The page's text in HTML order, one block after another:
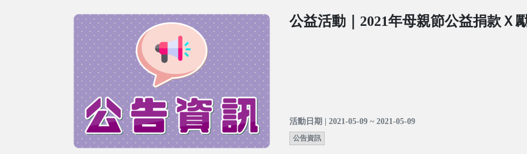
公益活動｜2021年母親節公益捐款Ｘ
活動日期 | 2021-05-09 ~ 2021-05-09
公告資訊